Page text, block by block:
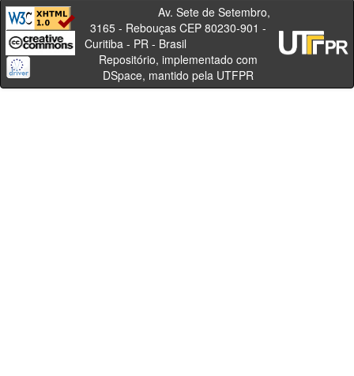
Av. Sete de Setembro,
3165 - Rebouças CEP 80230-901 -
Curitiba - PR - Brasil
Repositório, implementado com
DSpace, mantido pela UTFPR